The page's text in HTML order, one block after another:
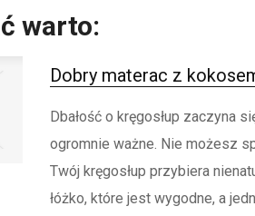
warto:
Dobry materac z
Dbałość o kręgosłup zaczyna
ogromnie ważne. Nie możesz
Twój kręgosłup przybiera
łóżko, które jest wygodne, a